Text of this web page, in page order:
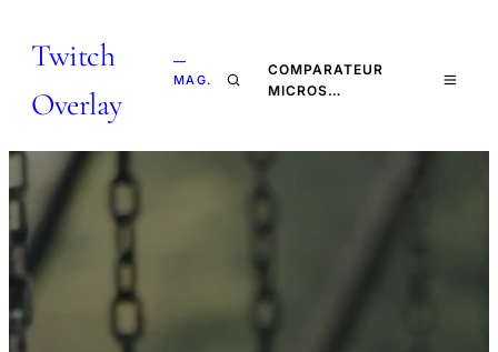
Twitch
Overlay
—
MAG.
COMPARATEUR
MICROS…